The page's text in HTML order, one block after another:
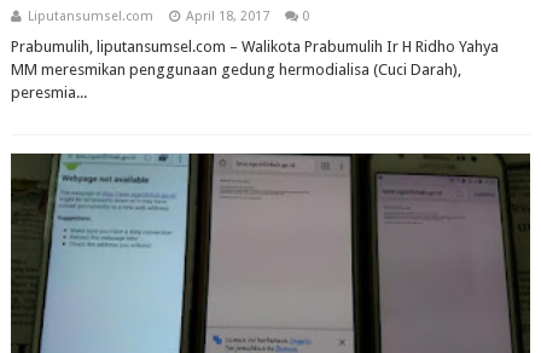
Liputansumsel.com April 18, 2017 0
Prabumulih, liputansumsel.com – Walikota Prabumulih Ir H Ridho Yahya
MM meresmikan penggunaan gedung hermodialisa (Cuci Darah),
peresmia...